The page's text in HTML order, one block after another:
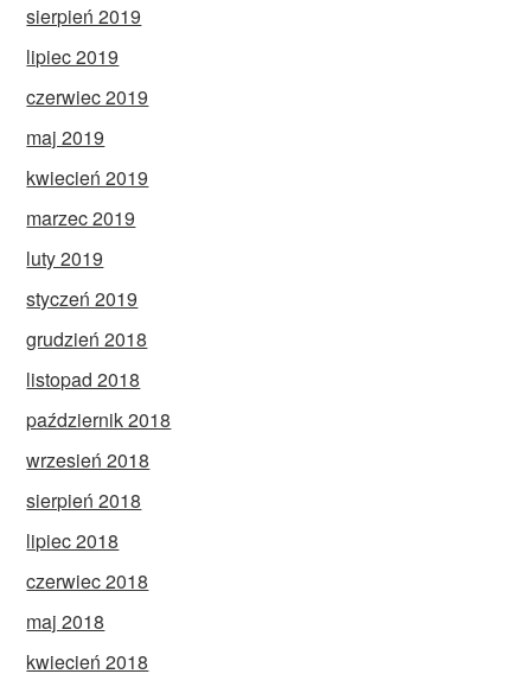
sierpień 2019
lipiec 2019
czerwiec 2019
maj 2019
kwiecień 2019
marzec 2019
luty 2019
styczeń 2019
grudzień 2018
listopad 2018
październik 2018
wrzesień 2018
sierpień 2018
lipiec 2018
czerwiec 2018
maj 2018
kwiecień 2018